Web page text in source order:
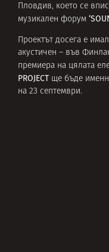
Пловдив, което се
музикален форум
Проектът досега е
акустичен – във
премиера на цялата
PROJECT ще бъде
на 23 септември.